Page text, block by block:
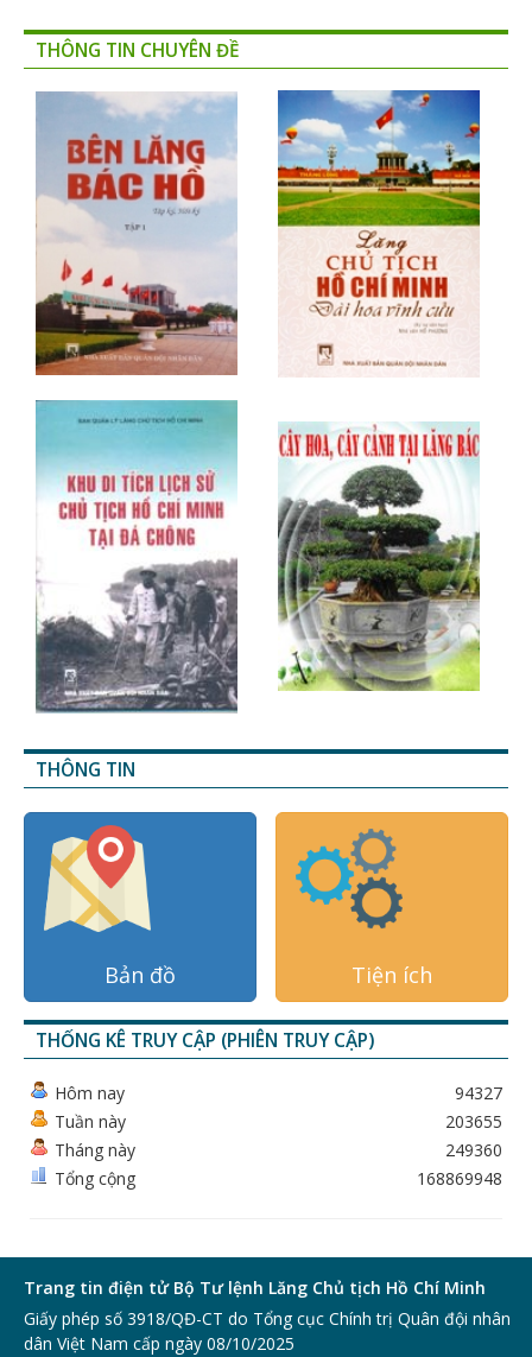
THÔNG TIN CHUYÊN ĐỀ
THÔNG TIN
Bản đồ Tiện ích
THỐNG KÊ TRUY CẬP (PHIÊN TRUY CẬP)
Hôm nay
Tuần này
Tháng này
Tổng cộng
94327
203655
249360
168869948
Trang tin điện tử Bộ Tư lệnh Lăng Chủ tịch Hồ Chí Minh
Giấy phép số 3918/QĐ-CT do Tổng cục Chính trị Quân đội nhân
dân Việt Nam cấp ngày 08/10/2025